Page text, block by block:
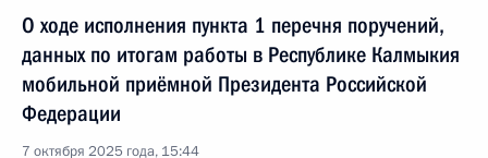
О ходе исполнения пункта 1 перечня поручений,
данных по итогам работы в Республике Калмыкия
мобильной приёмной Президента Российской
Федерации
7 октября 2025 года, 15:44